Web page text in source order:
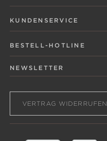
KUNDENSERVICE
BESTELL-HOTLINE
NEWSLETTER
VERTRAG WIDERRUFEN